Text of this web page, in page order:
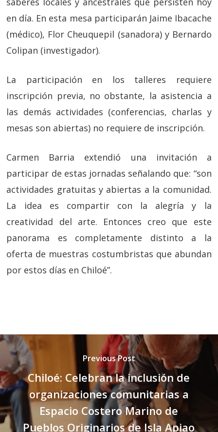
en día. En esta mesa participarán Jaime Ibacache
(médico), Flor Cheuquepil (sanadora) y Bernardo
Colipan (investigador).
La participación en los talleres requiere
inscripción previa, no obstante, la asistencia a
las demás actividades (conferencias, charlas y
mesas son abiertas) no requiere de inscripción.
Carmen Barria extendió una invitación a
participar de estas jornadas señalando que: “son
actividades gratuitas y abiertas a la comunidad.
La idea es compartir con la alegría y la
creatividad del arte. Entonces creo que este
panorama es completamente distinto a la
oferta de muestras costumbristas que abundan
por estos días en Chiloé”.
Previous Post
Chiloé: Celebran la inclusión de
organizaciones comunitarias a
Espacio Costero Marino de
Pueblos Originarios de Isla Apiao